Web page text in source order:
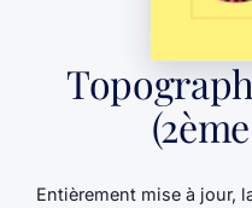
Entièrement mise à jour,